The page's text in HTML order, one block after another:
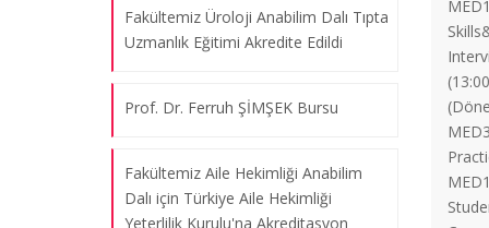
Fakültemiz Üroloji Anabilim Dalı Tıpta
Uzmanlık Eğitimi Akredite Edildi
Prof. Dr. Ferruh ŞİMŞEK Bursu
Fakültemiz Aile Hekimliği Anabilim
Dalı için Türkiye Aile Hekimliği
Yeterlilik Kurulu'na Akreditasyon